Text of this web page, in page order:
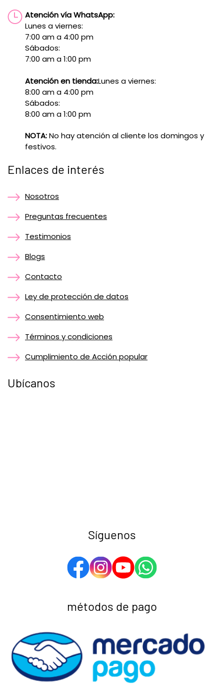
Atención vía WhatsApp:
Lunes a viernes:
7:00 am a 4:00 pm
Sábados:
7:00 am a 1:00 pm
Atención en tienda:Lunes a viernes:
8:00 am a 4:00 pm
Sábados:
8:00 am a 1:00 pm
NOTA:No hay atención al cliente los domingos y
festivos.
Enlaces de interés
Nosotros
Preguntas frecuentes
Testimonios
Blogs
Contacto
Ley de protección de datos
Consentimiento web
Términos y condiciones
Cumplimiento de Acción popular
Ubícanos
Síguenos
métodos de pago